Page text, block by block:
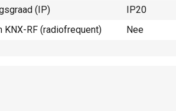
(IP)
IP20
KNX-RF (radiofrequent)
Nee